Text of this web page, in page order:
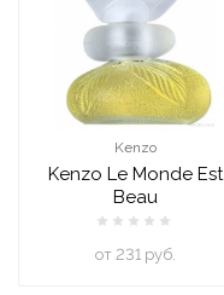
Kenzo
Kenzo Le Monde Est
Beau
oт 231 руб.